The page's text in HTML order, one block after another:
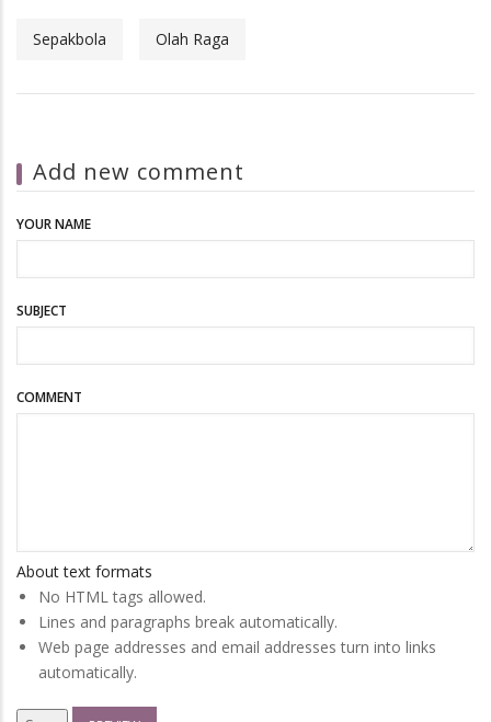
Sepakbola Olah Raga
Add new comment
YOUR NAME
SUBJECT
COMMENT
About text formats
No HTML tags allowed.
Lines and paragraphs break automatically.
Web page addresses and email addresses turn into links
automatically.